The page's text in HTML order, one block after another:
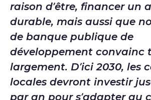
raison d’être, financer un
durable, mais aussi que
de banque publique de
développement convainc
largement. D’ici 2030, les
locales devront investir
par an pour s’adapter au